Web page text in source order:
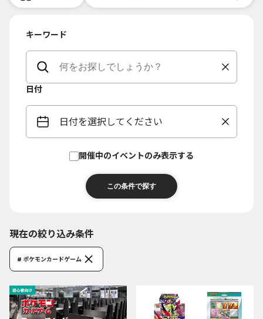
キーワード
日付
日付を選択してください
開催中のイベントのみ表示する
現在の絞り込み条件
# ポケモンカードゲーム